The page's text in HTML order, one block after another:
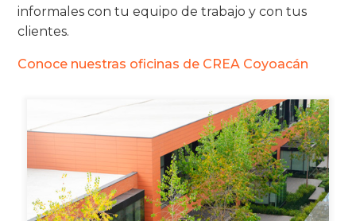
informales con tu equipo de trabajo y con tus
clientes.
Conoce nuestras oficinas de CREA Coyoacán